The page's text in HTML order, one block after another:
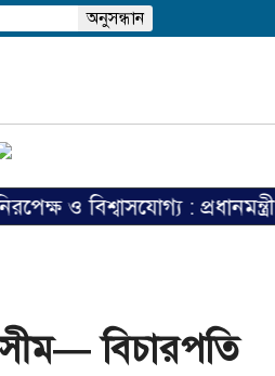
: প্রধানমন্ত্রী
বিচারপতি